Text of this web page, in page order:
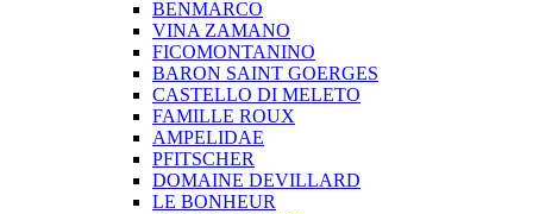
BENMARCO
VINA ZAMANO
FICOMONTANINO
BARON SAINT GOERGES
CASTELLO DI MELETO
FAMILLE ROUX
AMPELIDAE
PFITSCHER
DOMAINE DEVILLARD
LE BONHEUR